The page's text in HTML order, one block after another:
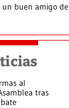
un buen amigo de
al
tras